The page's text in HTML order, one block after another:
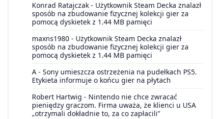
Konrad Ratajczak - Użytkownik Steam Decka znalazł
sposób na zbudowanie fizycznej kolekcji gier za
pomocą dyskietek z 1.44 MB pamięci
maxns1980 - Użytkownik Steam Decka znalazł
sposób na zbudowanie fizycznej kolekcji gier za
pomocą dyskietek z 1.44 MB pamięci
A - Sony umieszcza ostrzeżenia na pudełkach PS5.
Etykieta informuje o końcu gier na płytach
Robert Hartwig - Nintendo nie chce zwracać
pieniędzy graczom. Firma uważa, że klienci u USA
„otrzymali dokładnie to, za co zapłacili”